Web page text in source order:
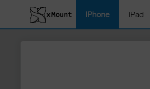
iPhone iPad